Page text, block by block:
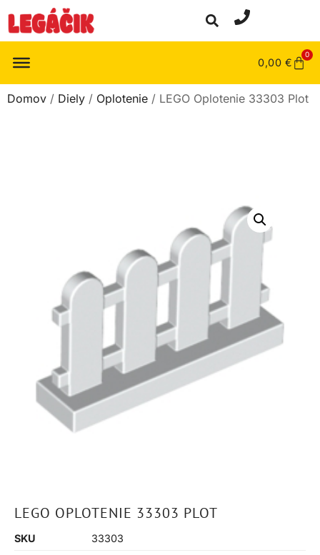
0,00 €
0
Domov / Diely / Oplotenie / LEGO Oplotenie 33303 Plot
LEGO OPLOTENIE 33303 PLOT
SKU
33303